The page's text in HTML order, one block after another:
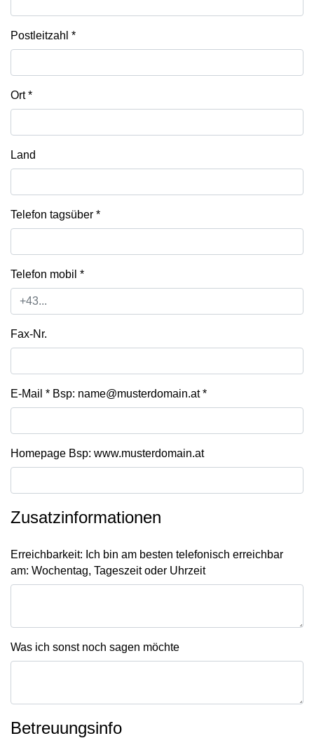
Postleitzahl *
Ort*
Land
Telefon tagsüber *
Telefon mobil *
Fax-Nr.
E-Mail * Bsp: name@musterdomain.at*
Homepage Bsp: www.musterdomain.at
Zusatzinformationen
Erreichbarkeit: Ich bin am besten telefonisch erreichbar
am: Wochentag, Tageszeit oder Uhrzeit
Was ich sonst noch sagen möchte
Betreuungsinfo